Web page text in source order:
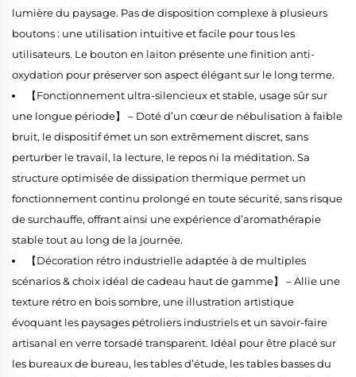
lumière du paysage. Pas de disposition complexe à plusieurs
boutons : une utilisation intuitive et facile pour tous les
utilisateurs. Le bouton en laiton présente une finition anti-
oxydation pour préserver son aspect élégant sur le long terme.
【Fonctionnement ultra-silencieux et stable, usage sûr sur
une longue période】 – Doté d’un cœur de nébulisation à faible
bruit, le dispositif émet un son extrêmement discret, sans
perturber le travail, la lecture, le repos ni la méditation. Sa
structure optimisée de dissipation thermique permet un
fonctionnement continu prolongé en toute sécurité, sans risque
de surchauffe, offrant ainsi une expérience d’aromathérapie
stable tout au long de la journée.
【Décoration rétro industrielle adaptée à de multiples
scénarios & choix idéal de cadeau haut de gamme】 – Allie une
texture rétro en bois sombre, une illustration artistique
évoquant les paysages pétroliers industriels et un savoir-faire
artisanal en verre torsadé transparent. Idéal pour être placé sur
les bureaux de bureau, les tables d’étude, les tables basses du